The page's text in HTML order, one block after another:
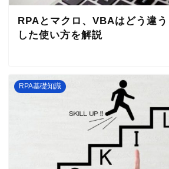
RPAとマクロ、VBAはどう違
した使い方を解説
RPA基礎知識